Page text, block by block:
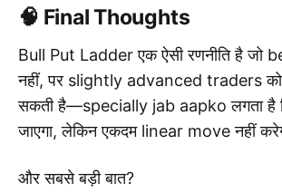
🧠 Final Thoughts
Bull Put Ladder एक ऐसी रणनीति है जो
नहीं, पर slightly advanced traders
सकती है—specially jab aapko लगता है
जाएगा, लेकिन एकदम linear move नहीं
और सबसे बड़ी बात?